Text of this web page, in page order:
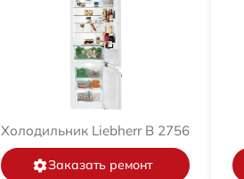
Холодильник Liebherr B 2756
Заказать ремонт